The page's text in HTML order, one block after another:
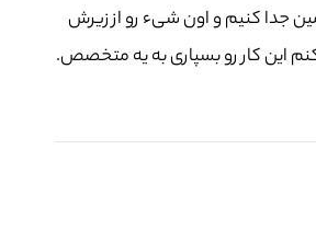
جدا کنیم و اون شیء رو از زیرش
این کار رو بسپاری به یه متخصص.